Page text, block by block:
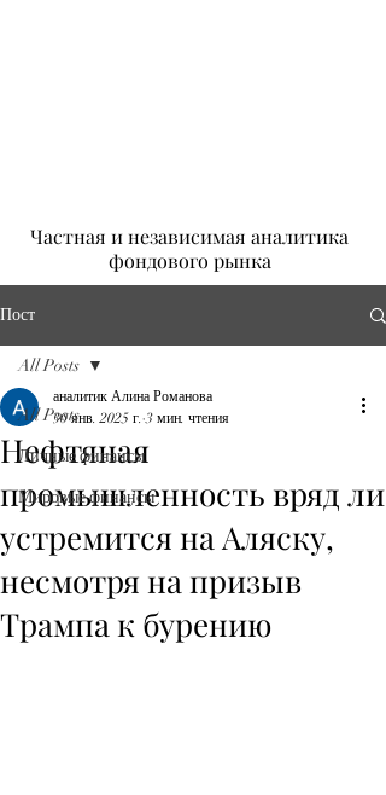
Частная и независимая аналитика
фондового рынка
Пост
All Posts
Личные финансы
Мировые финансы
All Posts
Нефтяная
промышленность вряд ли
устремится на Аляску,
несмотря на призыв
Трампа к бурению
аналитик Алина Романова
30 янв. 2025 г. 3 мин. чтения